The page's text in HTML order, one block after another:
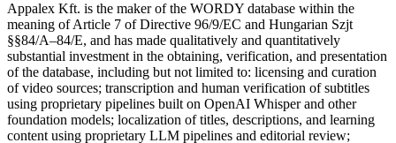
Appalex Kft. is the maker of the WORDY database within the
meaning of Article 7 of Directive 96/9/EC and Hungarian Szjt
§§84/A–84/E, and has made qualitatively and quantitatively
substantial investment in the obtaining, verification, and presentation
of the database, including but not limited to: licensing and curation
of video sources; transcription and human verification of subtitles
using proprietary pipelines built on OpenAI Whisper and other
foundation models; localization of titles, descriptions, and learning
content using proprietary LLM pipelines and editorial review;